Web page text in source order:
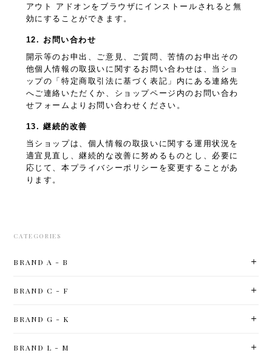
アウト アドオンをブラウザにインストールされると無
効にすることができます。
12. お問い合わせ
開示等のお申出、ご意見、ご質問、苦情のお申出その
他個人情報の取扱いに関するお問い合わせは、当ショ
ップの「特定商取引法に基づく表記」内にある連絡先
へご連絡いただくか、ショップページ内のお問い合わ
せフォームよりお問い合わせください。
13. 継続的改善
当ショップは、個人情報の取扱いに関する運用状況を
適宜見直し、継続的な改善に努めるものとし、必要に
応じて、本プライバシーポリシーを変更することがあ
ります。
CATEGORIES
BRAND A - B
BRAND C - F
BRAND G - K
BRAND L - M